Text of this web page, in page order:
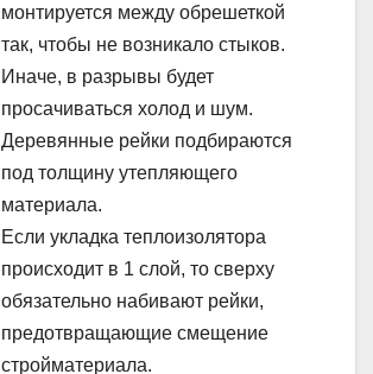
монтируется между обрешеткой
так, чтобы не возникало стыков.
Иначе, в разрывы будет
просачиваться холод и шум.
Деревянные рейки подбираются
под толщину утепляющего
материала.
Если укладка теплоизолятора
происходит в 1 слой, то сверху
обязательно набивают рейки,
предотвращающие смещение
стройматериала.